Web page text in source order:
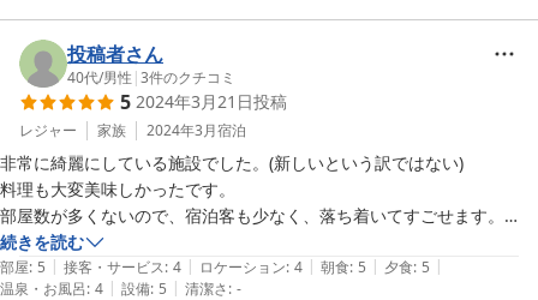
お風呂はすごい広いわけではないですが、比較的空いていてほぼ貸し切
り状態で使用でき、露天風呂も薬草風呂(己高庵推し?)も最高でした！
タオル、アメニティはセフル式でした。
料理は、残念な点が１つ。
天ぷらが少し冷めていました。
他の料理はベストな状態で頂けたため余計残念に感じました。
ただ、味は最高に美味しかったです。
お料理が来るタイミングもよくゆっくり美味しく楽しむことができまし
た！
投稿者さん
40代/男性 |3件のクチコミ
5 2024年3月21日投稿
レジャー 家族 2024年3月宿泊
非常に綺麗にしている施設でした。(新しいという訳ではない)
料理も大変美味しかったです。
部屋数が多くないので、宿泊客も少なく、落ち着いてすごせます。
近くにコンビニはないので、事前購入がおすすめです。
続きを読む
部屋: 5 | 接客・サービス: 4 | ロケーション: 4 | 朝食: 5 | 夕食: 5 |
温泉・お風呂: 4 | 設備: 5 | 清潔さ: -